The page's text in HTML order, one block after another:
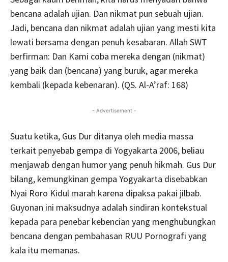
bencana adalah ujian. Dan nikmat pun sebuah ujian.
Jadi, bencana dan nikmat adalah ujian yang mesti kita
lewati bersama dengan penuh kesabaran. Allah SWT
berfirman: Dan Kami coba mereka dengan (nikmat)
yang baik dan (bencana) yang buruk, agar mereka
kembali (kepada kebenaran). (QS. Al-A’raf: 168)
- Advertisement -
Suatu ketika, Gus Dur ditanya oleh media massa
terkait penyebab gempa di Yogyakarta 2006, beliau
menjawab dengan humor yang penuh hikmah. Gus Dur
bilang, kemungkinan gempa Yogyakarta disebabkan
Nyai Roro Kidul marah karena dipaksa pakai jilbab.
Guyonan ini maksudnya adalah sindiran kontekstual
kepada para penebar kebencian yang menghubungkan
bencana dengan pembahasan RUU Pornografi yang
kala itu memanas.